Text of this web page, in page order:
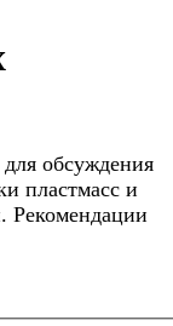
обсуждения
пластмасс и
Рекомендации